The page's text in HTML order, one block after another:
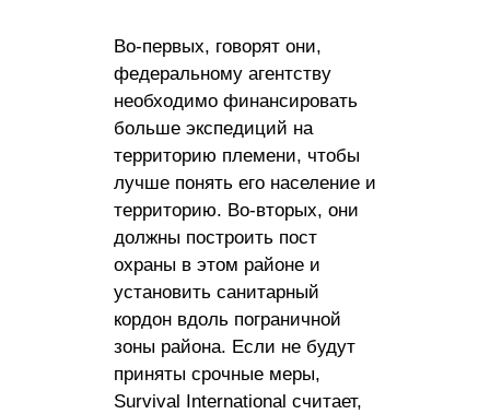
Во-первых, говорят они,
федеральному агентству
необходимо финансировать
больше экспедиций на
территорию племени, чтобы
лучше понять его население и
территорию. Во-вторых, они
должны построить пост
охраны в этом районе и
установить санитарный
кордон вдоль пограничной
зоны района. Если не будут
приняты срочные меры,
Survival International считает,